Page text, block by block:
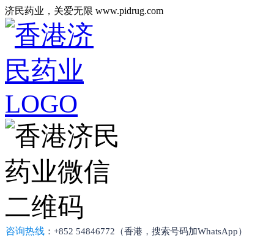
济民药业，关爱无限 www.pidrug.com
咨询热线 ：+852 54846772（香港，搜索号码加WhatsApp）